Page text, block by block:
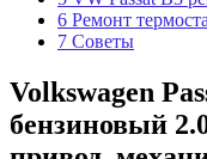
6 Ремонт
7 Советы
Volkswagen
бензиновый